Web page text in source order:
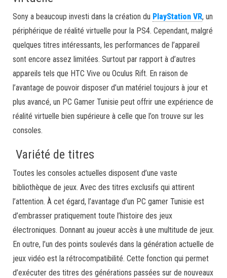
Sony a beaucoup investi dans la création du PlayStation VR, un
périphérique de réalité virtuelle pour la PS4. Cependant, malgré
quelques titres intéressants, les performances de l’appareil
sont encore assez limitées. Surtout par rapport à d’autres
appareils tels que HTC Vive ou Oculus Rift. En raison de
l’avantage de pouvoir disposer d’un matériel toujours à jour et
plus avancé, un PC Gamer Tunisie peut offrir une expérience de
réalité virtuelle bien supérieure à celle que l’on trouve sur les
consoles.
Variété de titres
Toutes les consoles actuelles disposent d’une vaste
bibliothèque de jeux. Avec des titres exclusifs qui attirent
l’attention. À cet égard, l’avantage d’un PC gamer Tunisie est
d’embrasser pratiquement toute l’histoire des jeux
électroniques. Donnant au joueur accès à une multitude de jeux.
En outre, l’un des points soulevés dans la génération actuelle de
jeux vidéo est la rétrocompatibilité. Cette fonction qui permet
d’exécuter des titres des générations passées sur de nouveaux